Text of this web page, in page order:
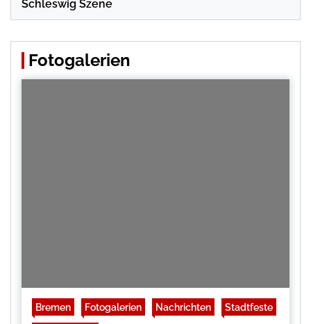
Schleswig Szene
Fotogalerien
Bremen Fotogalerien Nachrichten Stadtfeste